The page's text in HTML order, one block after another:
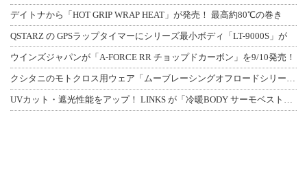
デイトナから「HOT GRIP WRAP HEAT」が発売！ 最高約80℃の巻き
QSTARZ の GPSラップタイマーにシリーズ最小ボディ「LT-9000S」が
ウインズジャパンが「A-FORCE RR チョップドカーボン」を9/10発売！